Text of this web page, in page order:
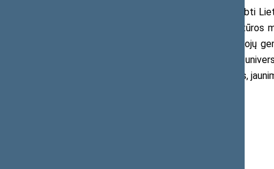
Darbo grupėje bus pakviesti dirbti
ministerijos, Lietuvos Respublikos
Kultūros ministerijos, Lietuvos gyventojų
istorijos mokytojų asociacijos, Vilniaus
valstybės istorinės atminties komisijos,